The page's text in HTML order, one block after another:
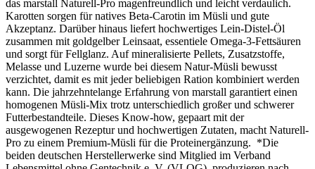
das marstall Naturell-Pro magenfreundlich und leicht verdaulich.
Karotten sorgen für natives Beta-Carotin im Müsli und gute
Akzeptanz. Darüber hinaus liefert hochwertiges Lein-Distel-Öl
zusammen mit goldgelber Leinsaat, essentiele Omega-3-Fettsäuren
und sorgt für Fellglanz. Auf mineralisierte Pellets, Zusatzstoffe,
Melasse und Luzerne wurde bei diesem Natur-Müsli bewusst
verzichtet, damit es mit jeder beliebigen Ration kombiniert werden
kann. Die jahrzehntelange Erfahrung von marstall garantiert einen
homogenen Müsli-Mix trotz unterschiedlich großer und schwerer
Futterbestandteile. Dieses Know-how, gepaart mit der
ausgewogenen Rezeptur und hochwertigen Zutaten, macht Naturell-
Pro zu einem Premium-Müsli für die Proteinergänzung. *Die
beiden deutschen Herstellerwerke sind Mitglied im Verband